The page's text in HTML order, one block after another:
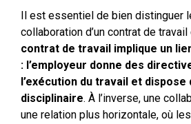
Il est essentiel de bien distinguer
collaboration d’un contrat de
contrat de travail implique un
: l’employeur donne des
l’exécution du travail et dispose
disciplinaire. À l’inverse, une
une relation plus horizontale, où